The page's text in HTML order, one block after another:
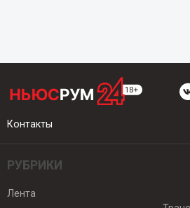
Контакты
РУБРИКИ
Лента